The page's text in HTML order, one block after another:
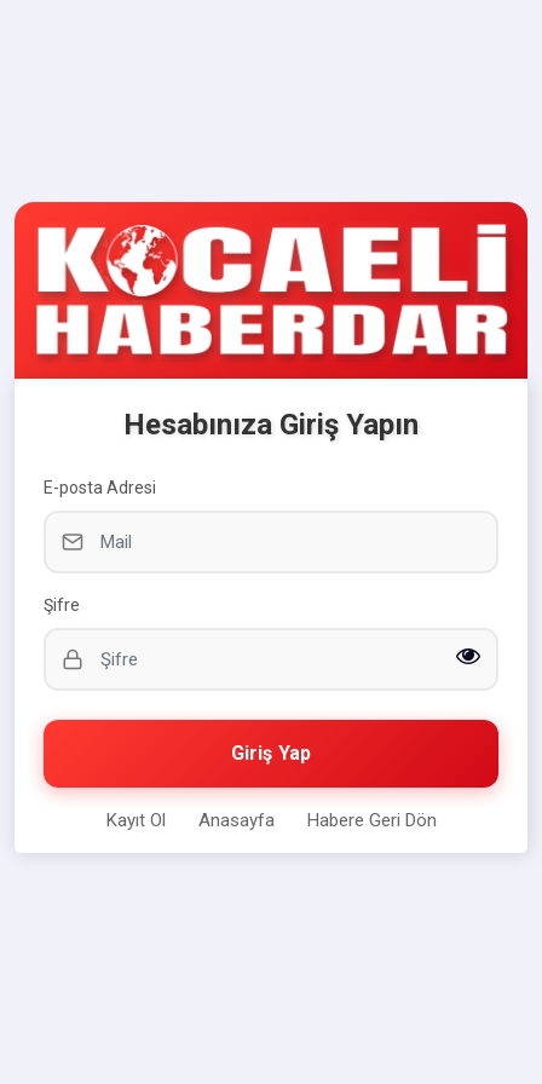
Hesabınıza Giriş Yapın
E-posta Adresi
Şifre
Giriş Yap
Kayıt Ol Anasayfa Habere Geri Dön